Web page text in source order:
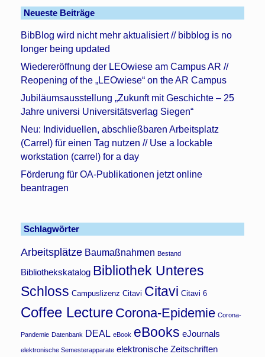
Neueste Beiträge
BibBlog wird nicht mehr aktualisiert // bibblog is no
longer being updated
Wiedereröffnung der LEOwiese am Campus AR //
Reopening of the „LEOwiese“ on the AR Campus
Jubiläumsausstellung „Zukunft mit Geschichte – 25
Jahre universi Universitätsverlag Siegen“
Neu: Individuellen, abschließbaren Arbeitsplatz
(Carrel) für einen Tag nutzen // Use a lockable
workstation (carrel) for a day
Förderung für OA-Publikationen jetzt online
beantragen
Schlagwörter
Arbeitsplätze Baumaßnahmen Bestand
Bibliothekskatalog Bibliothek Unteres
Schloss Campuslizenz Citavi Citavi Citavi 6
Coffee Lecture Corona-Epidemie Corona-
Pandemie Datenbank DEAL eBook eBooks eJournals
elektronische Semesterapparate elektronische Zeitschriften